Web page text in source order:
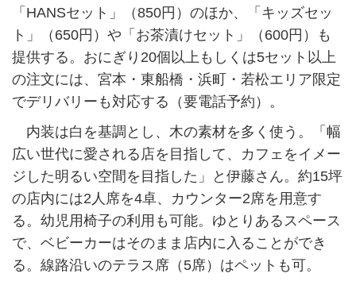
「HANSセット」（850円）のほか、「キッズセッ
ト」（650円）や「お茶漬けセット」（600円）も
提供する。おにぎり20個以上もしくは5セット以上
の注文には、宮本・東船橋・浜町・若松エリア限定
でデリバリーも対応する（要電話予約）。
内装は白を基調とし、木の素材を多く使う。「幅
広い世代に愛される店を目指して、カフェをイメー
ジした明るい空間を目指した」と伊藤さん。約15坪
の店内には2人席を4卓、カウンター2席を用意す
る。幼児用椅子の利用も可能。ゆとりあるスペース
で、ベビーカーはそのまま店内に入ることができ
る。線路沿いのテラス席（5席）はペットも可。